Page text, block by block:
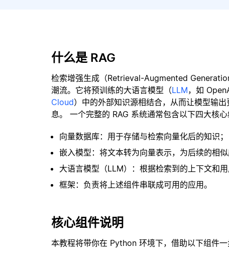
什么是 RAG
检索增强生成（Retrieval-Augmented
潮流。它将预训练的大语言模型（LLM，如
Cloud）中的外部知识源相结合，从而让模型输
息。 一个完整的 RAG 系统通常包含以下四大核心
向量数据库：用于存储与检索向量化后的知识；
嵌入模型：将文本转为向量表示，为后续的相似
大语言模型（LLM）：根据检索到的上下文和用
框架：负责将上述组件串联成可用的应用。
核心组件说明
本教程将带你在 Python 环境下，借助以下组件一